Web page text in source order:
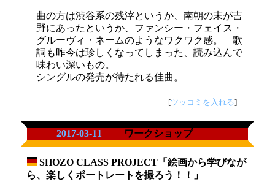
曲の方は渋谷系の残滓というか、南朝の末が吉
野にあったというか、ファンシー・フェイス・
グルーヴィ・ネームのようなワクワク感。 歌
詞も昨今は珍しくなってしまった、読み込んで
味わい深いもの。
シングルの発売が待たれる佳曲。
[ツッコミを入れる]
2017-03-11 ワークショップ
SHOZO CLASS PROJECT「絵画から学びなが
ら、楽しくポートレートを撮ろう！！」